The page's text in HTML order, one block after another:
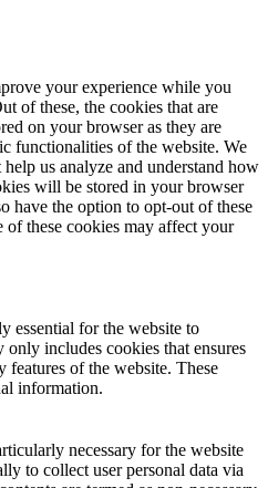
your experience while you
of these, the cookies that are
on your browser as they are
functionalities of the website. We
us analyze and understand how
will be stored in your browser
have the option to opt-out of these
these cookies may affect your
essential for the website to
includes cookies that ensures
features of the website. These
information.
necessary for the website
to collect user personal data via